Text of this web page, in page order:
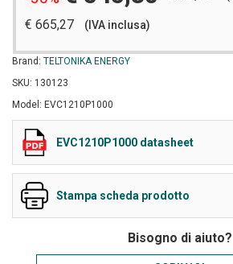
€ 665,27 (IVA inclusa)
Brand: TELTONIKA ENERGY
SKU: 130123
Model: EVC1210P1000
EVC1210P1000 datasheet
Stampa scheda prodotto
Bisogno di aiuto?